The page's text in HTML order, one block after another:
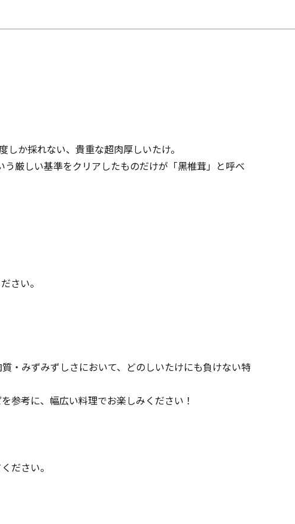
か採れない、貴重な超肉厚しいたけ。
厳しい基準をクリアしたものだけが「黑椎茸」と呼べ
さい。
・みずみずしさにおいて、どのしいたけにも負けない特
参考に、幅広い料理でお楽しみください！
ださい。